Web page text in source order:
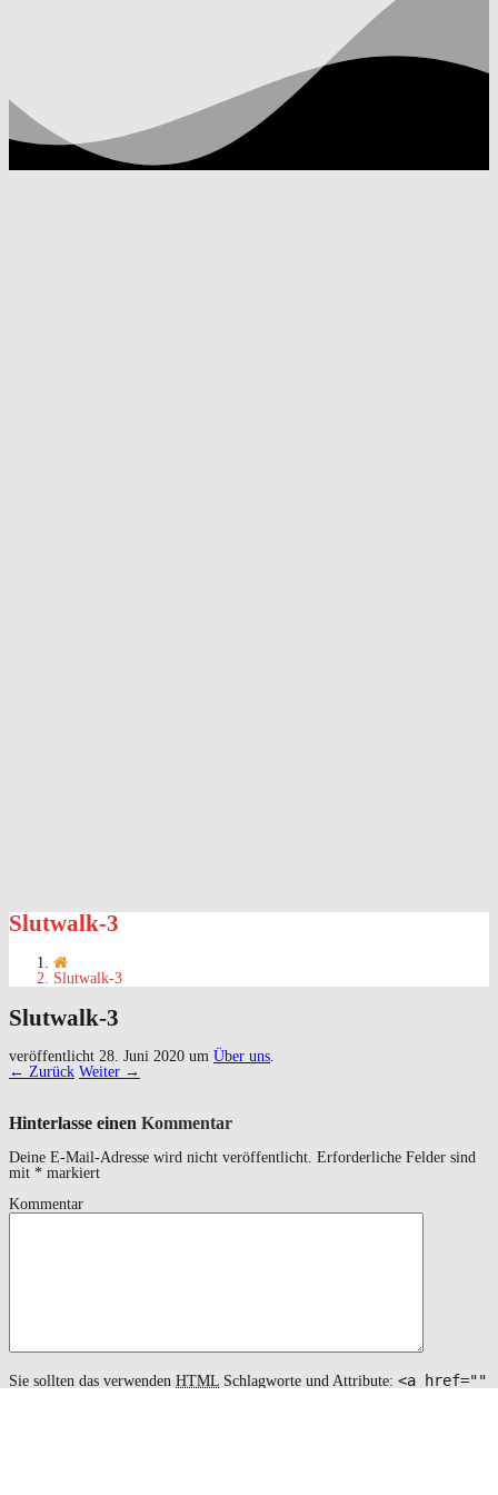
Slutwalk-3
Slutwalk-3
Slutwalk-3
veröffentlicht 28. Juni 2020 um Über uns.
← Zurück Weiter →
Hinterlasse einen Kommentar
Deine E-Mail-Adresse wird nicht veröffentlicht. Erforderliche Felder sind
mit * markiert
Kommentar
Sie sollten das verwenden HTML Schlagworte und Attribute: <a href=""